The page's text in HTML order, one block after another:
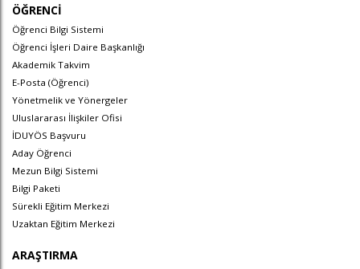
ÖĞRENCİ
Öğrenci Bilgi Sistemi
Öğrenci İşleri Daire Başkanlığı
Akademik Takvim
E-Posta (Öğrenci)
Yönetmelik ve Yönergeler
Uluslararası İlişkiler Ofisi
İDUYÖS Başvuru
Aday Öğrenci
Mezun Bilgi Sistemi
Bilgi Paketi
Sürekli Eğitim Merkezi
Uzaktan Eğitim Merkezi
ARAŞTIRMA